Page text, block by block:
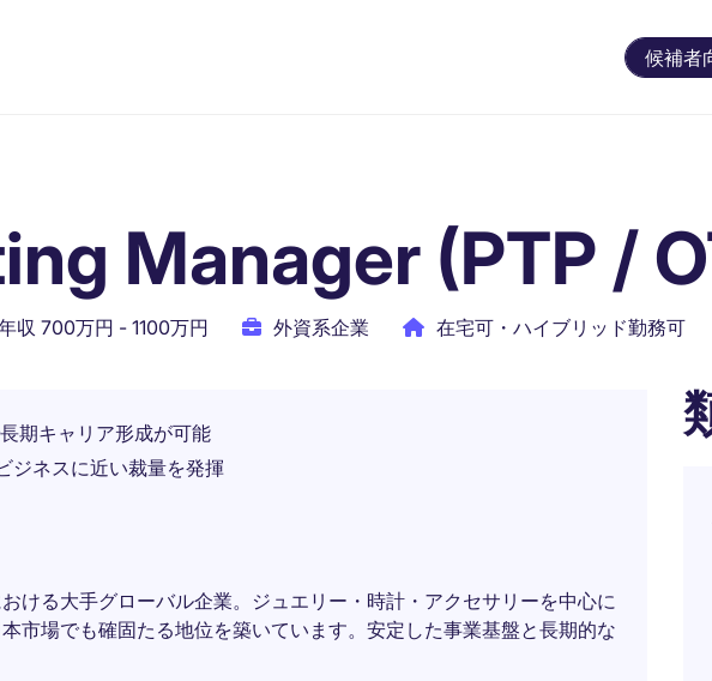
候補者
Manager (PTP /
収 700万円 - 1100万円 外資系企業 在宅可・ハイブリッド勤務可
期キャリア形成が可能
ジネスに近い裁量を発揮
ける大手グローバル企業。ジュエリー・時計・アクセサリーを中心に
市場でも確固たる地位を築いています。安定した事業基盤と長期的な